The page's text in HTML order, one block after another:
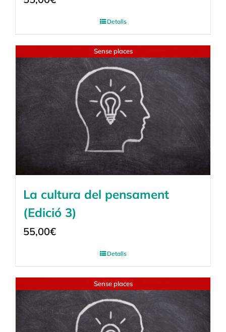
Detalls
Sense places
La cultura del pensament
(Edició 3)
55,00€
Detalls
Sense places